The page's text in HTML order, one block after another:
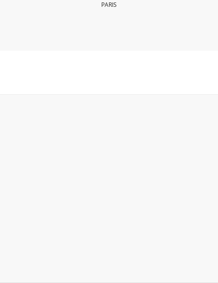
PARIS